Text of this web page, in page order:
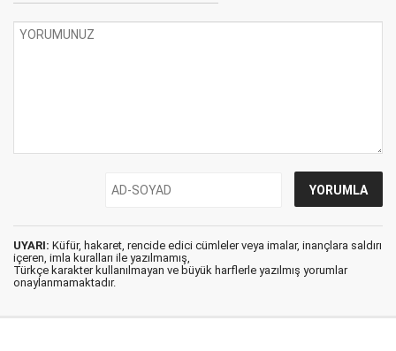
UYARI: Küfür, hakaret, rencide edici cümleler veya imalar, inançlara saldırı
içeren, imla kuralları ile yazılmamış,
Türkçe karakter kullanılmayan ve büyük harflerle yazılmış yorumlar
onaylanmamaktadır.